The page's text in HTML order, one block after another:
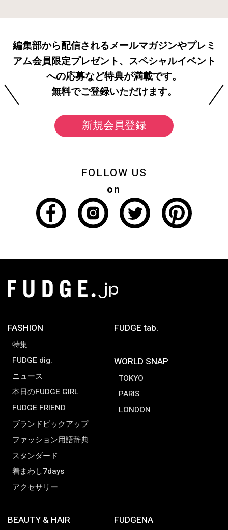
編集部から配信されるメールマガジンやプレミ
アム会員限定プレゼント、スペシャルイベント
への応募など特典が満載です。
無料でご登録いただけます。
新規会員登録
FOLLOW US
on
FASHION
特集
FUDGE dig.
ニュース
本日のFUDGE GIRL
FUDGE FRIEND
ブランドピックアップ
ファッション用語辞典
スタンダード
着まわし7days
アクセサリー
FUDGE tab.
WORLD SNAP
TOKYO
PARIS
LONDON
BEAUTY & HAIR FUDGENA